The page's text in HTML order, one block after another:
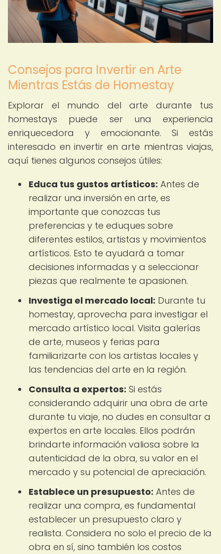
Consejos para Invertir en Arte
Mientras Estás de Homestay
Explorar el mundo del arte durante tus
homestays puede ser una experiencia
enriquecedora y emocionante. Si estás
interesado en invertir en arte mientras viajas,
aquí tienes algunos consejos útiles:
Educa tus gustos artísticos: Antes de
realizar una inversión en arte, es
importante que conozcas tus
preferencias y te eduques sobre
diferentes estilos, artistas y movimientos
artísticos. Esto te ayudará a tomar
decisiones informadas y a seleccionar
piezas que realmente te apasionen.
Investiga el mercado local: Durante tu
homestay, aprovecha para investigar el
mercado artístico local. Visita galerías
de arte, museos y ferias para
familiarizarte con los artistas locales y
las tendencias del arte en la región.
Consulta a expertos: Si estás
considerando adquirir una obra de arte
durante tu viaje, no dudes en consultar a
expertos en arte locales. Ellos podrán
brindarte información valiosa sobre la
autenticidad de la obra, su valor en el
mercado y su potencial de apreciación.
Establece un presupuesto: Antes de
realizar una compra, es fundamental
establecer un presupuesto claro y
realista. Considera no solo el precio de la
obra en sí, sino también los costos